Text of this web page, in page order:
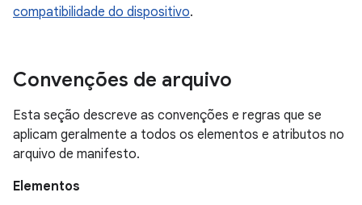
compatibilidade do dispositivo.
Convenções de arquivo
Esta seção descreve as convenções e regras que se
aplicam geralmente a todos os elementos e atributos no
arquivo de manifesto.
Elementos